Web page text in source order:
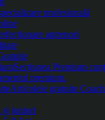
profesională
antrenori
Secțiunea Premium
premium.
Articolele gratuite
și juniori